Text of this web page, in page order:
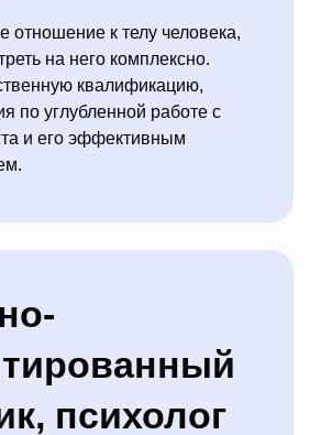
отношение к телу человека,
на него комплексно.
квалификацию,
по углубленной работе с
и его эффективным
психолог